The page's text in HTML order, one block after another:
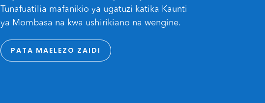
Tunafuatilia mafanikio ya ugatuzi katika Kaunti
ya Mombasa na kwa ushirikiano na wengine.
PATA MAELEZO ZAIDI